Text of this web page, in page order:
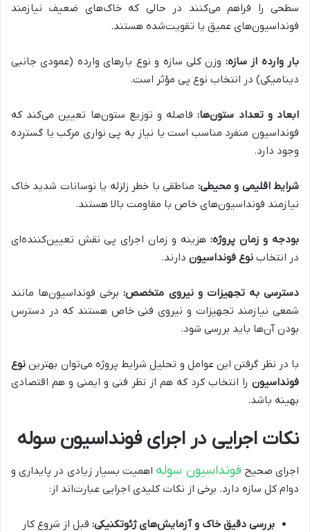
سطحی را فراهم می‌کنند در حالی که خاک‌های ضعیف نیازمند
فونداسیون‌های عمیق یا تقویت‌شده هستند.
بار وارده از سازه: وزن کلی سازه و نوع بارهای وارده (عمودی جانبی
دینامیکی) در انتخاب نوع پی مؤثر است.
ابعاد و تعداد ستون‌ها:فاصله و توزیع ستون‌ها تعیین می‌کند که
فونداسیون منفرد مناسب است یا نیاز به پی نواری مرکب یا گسترده
وجود دارد.
شرایط اقلیمی و محیطی: مناطقی با خطر زلزله یا نوسانات شدید خاک
نیازمند فونداسیون‌های خاص با مقاومت بالا هستند.
بودجه و زمان پروژه: هزینه و زمان اجرای پی نقش تعیین‌کننده‌ای
در انتخاب نوع فونداسیون دارند.
دسترسی به تجهیزات و نیروی متخصص: برخی فونداسیون‌ها مانند
شمعی نیازمند تجهیزات و نیروی فنی خاص هستند که در دسترس
بودن آن‌ها باید بررسی شود.
با در نظر گرفتن این عوامل و تحلیل شرایط پروژه می‌توان بهترین نوع
فونداسیون را انتخاب کرد که هم از نظر فنی و ایمنی و هم اقتصادی
بهینه باشد.
نکات اجرایی در اجرای فونداسیون سوله
اجرای صحیح فونداسیون سوله اهمیت بسیار زیادی در پایداری و
دوام کل سازه دارد. برخی از نکات کلیدی اجرایی عبارت‌اند از:
بررسی دقیق خاک و آزمایش‌های ژئوتکنیکی: قبل از شروع کار